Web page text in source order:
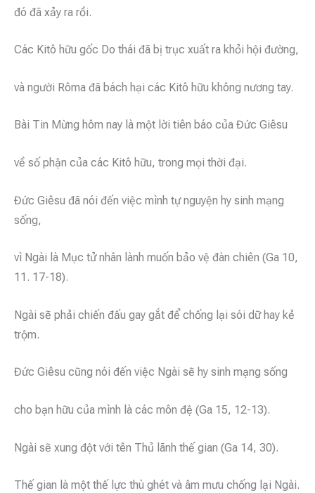
đó đã xảy ra rồi.
Các Kitô hữu gốc Do thái đã bị trục xuất ra khỏi hội đường,
và người Rôma đã bách hại các Kitô hữu không nương tay.
Bài Tin Mừng hôm nay là một lời tiên báo của Đức Giêsu
về số phận của các Kitô hữu, trong mọi thời đại.
Đức Giêsu đã nói đến việc mình tự nguyện hy sinh mạng
sống,
vì Ngài là Mục tử nhân lành muốn bảo vệ đàn chiên (Ga 10,
11. 17-18).
Ngài sẽ phải chiến đấu gay gắt để chống lại sói dữ hay kẻ
trộm.
Đức Giêsu cũng nói đến việc Ngài sẽ hy sinh mạng sống
cho bạn hữu của mình là các môn đệ (Ga 15, 12-13).
Ngài sẽ xung đột với tên Thủ lãnh thế gian (Ga 14, 30).
Thế gian là một thế lực thù ghét và âm mưu chống lại Ngài.